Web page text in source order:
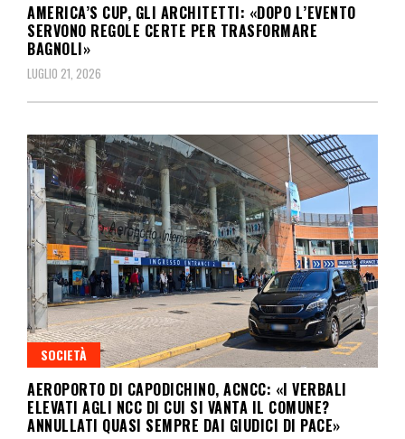
AMERICA’S CUP, GLI ARCHITETTI: «DOPO L’EVENTO
SERVONO REGOLE CERTE PER TRASFORMARE
BAGNOLI»
LUGLIO 21, 2026
SOCIETÀ
AEROPORTO DI CAPODICHINO, ACNCC: «I VERBALI
ELEVATI AGLI NCC DI CUI SI VANTA IL COMUNE?
ANNULLATI QUASI SEMPRE DAI GIUDICI DI PACE»